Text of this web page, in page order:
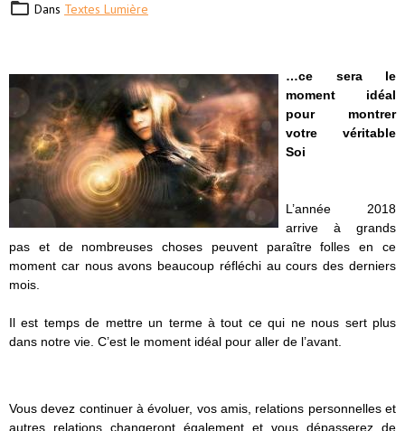
Dans Textes Lumière
…ce sera le
moment idéal
pour montrer
votre véritable
Soi
L’année 2018
arrive à grands
pas et de nombreuses choses peuvent paraître folles en ce
moment car nous avons beaucoup réfléchi au cours des derniers
mois.
Il est temps de mettre un terme à tout ce qui ne nous sert plus
dans notre vie. C’est le moment idéal pour aller de l’avant.
Vous devez continuer à évoluer, vos amis, relations personnelles et
autres relations changeront également et vous dépasserez de